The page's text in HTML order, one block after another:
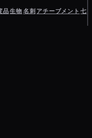
品生物名刺 アチーブメント 七